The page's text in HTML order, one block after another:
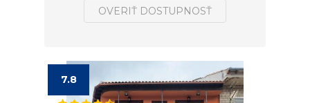
OVERIŤ DOSTUPNOSŤ
7.8